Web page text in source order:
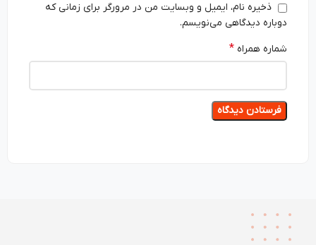
ذخیره نام، ایمیل و وبسایت من در مرورگر برای زمانی که
دوباره دیدگاهی می‌نویسم.
شماره همراه*